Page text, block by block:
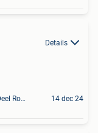
Details
St-Kwintens-Lennik + Deel Roosdaal 14 dec 24